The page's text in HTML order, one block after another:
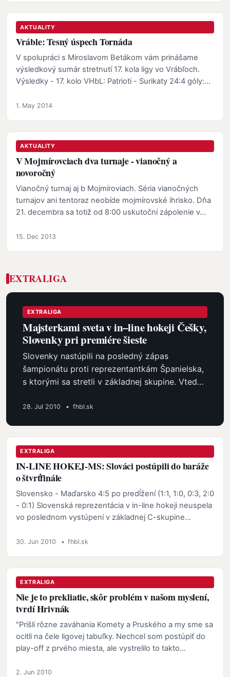
AKTUALITY
Vráble: Tesný úspech Tornáda
V spolupráci s Miroslavom Betákom vám prinášame
výsledkový sumár stretnutí 17. kola ligy vo Vrábľoch.
Výsledky - 17. kolo VHbL: Patrioti - Surikaty 24:4 góly:…
1. May 2014
AKTUALITY
V Mojmírovciach dva turnaje - vianočný a
novoročný
Vianočný turnaj aj b Mojmíroviach. Séria vianočných
turnajov ani tentoraz neobíde mojmírovské ihrisko. Dňa
21. decembra sa totiž od 8:00 uskutoční zápolenie v…
15. Dec 2013
EXTRALIGA
EXTRALIGA
Majsterkami sveta v in–line hokeji Češky,
Slovenky pri premiére šieste
Slovenky nastúpili na posledný zápas
šampionátu proti reprezentantkám Španielska,
s ktorými sa stretli v základnej skupine. Vtedy
28. Jul 2010 • fhbl.sk
EXTRALIGA
IN-LINE HOKEJ-MS: Slováci postúpili do baráže
o štvrťfinále
Slovensko - Maďarsko 4:5 po predĺžení (1:1, 1:0, 0:3, 2:0
- 0:1) Slovenská reprezentácia v in-line hokeji neuspela
vo poslednom vystúpení v základnej C-skupine…
30. Jun 2010 • fhbl.sk
EXTRALIGA
Nie je to prekliatie, skôr problém v našom myslení,
tvrdí Hrivnák
"Prišli rôzne zaváhania Komety a Pruského a my sme sa
ocitli na čele ligovej tabuľky. Nechcel som postúpiť do
play-off z prvého miesta, ale vystrelilo to takto…
2. Jun 2010